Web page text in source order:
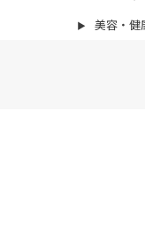
▶ 美容・健